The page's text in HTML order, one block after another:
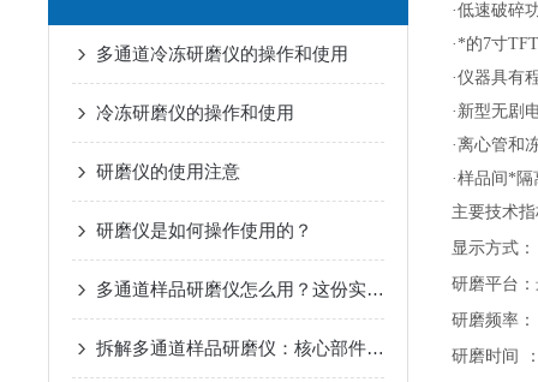
多通道冷冻研磨仪的操作和使用
冷冻研磨仪的操作和使用
研磨仪的使用注意
研磨仪是如何操作使用的？
多通道样品研磨仪怎么用？这份实操指南，带你快速拿捏核心步骤！
拆解多通道样品研磨仪：核心部件藏着哪些硬核实力？
·低速破碎
·*的7寸
·仪器具有
·新型无剧
·离心管和
·样品间*
主要技术
显示方式 ：
研磨平台 ：
研磨频率：
研磨时间